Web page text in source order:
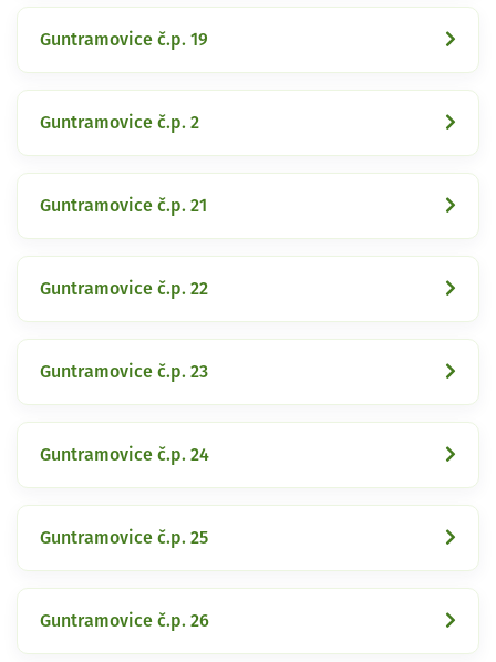
Guntramovice č.p. 19
Guntramovice č.p. 2
Guntramovice č.p. 21
Guntramovice č.p. 22
Guntramovice č.p. 23
Guntramovice č.p. 24
Guntramovice č.p. 25
Guntramovice č.p. 26